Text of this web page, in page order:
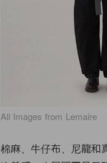
All Images from Lemaire
棉麻、牛仔布、尼龍和